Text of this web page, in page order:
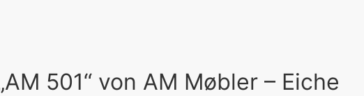
501“ von AM Møbler – Eiche